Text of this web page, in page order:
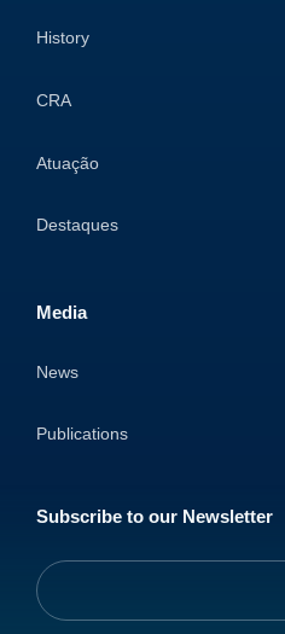
History
CRA
Atuação
Destaques
Media
News
Publications
Subscribe to our Newsletter